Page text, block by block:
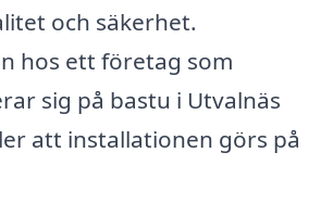
och säkerhet.
hos ett företag som
sig på bastu i Utvalnäs
att installationen görs på